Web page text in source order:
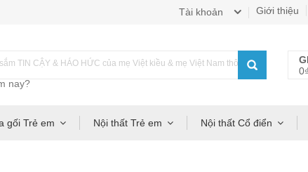
Giới thiệu
Tài khoản
TIN CẬY & HÁO HỨC của mẹ Việt kiều & mẹ Việt Nam thông thái!
0₫
gối Trẻ em Nội thất Trẻ em Nội thất Cổ điển